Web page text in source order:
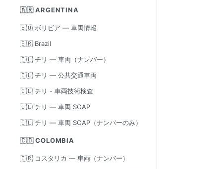
🇦🇷 ARGENTINA
🇧🇴 ボリビア — 車両情報
🇧🇷 Brazil
🇨🇱 チリ — 車両（ナンバー）
🇨🇱 チリ — 公共交通車両
🇨🇱 チリ - 車両技術検査
🇨🇱 チリ — 車両 SOAP
🇨🇱 チリ — 車両 SOAP（ナンバーのみ）
🇨🇴 COLOMBIA
🇨🇷 コスタリカ — 車両（ナンバー）